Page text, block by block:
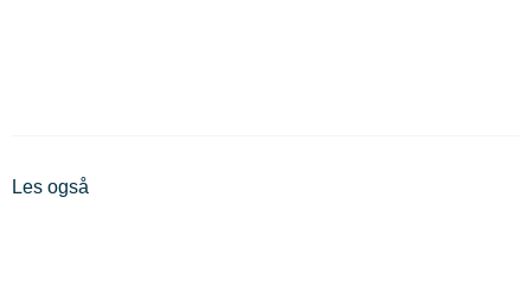
Les også